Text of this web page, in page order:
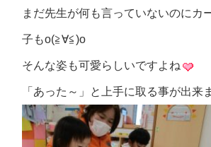
まだ先生が何も言っていないのにカ
子もo(≧∀≦)o
そんな姿も可愛らしいですよね
「あった～」と上手に取る事が出来